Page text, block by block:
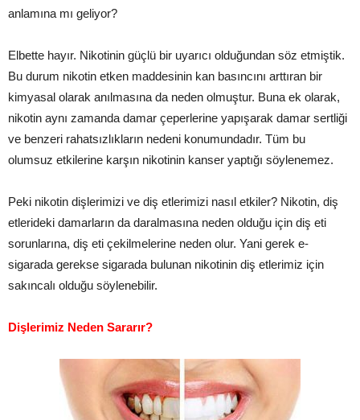
anlamına mı geliyor?
Elbette hayır. Nikotinin güçlü bir uyarıcı olduğundan söz etmiştik.
Bu durum nikotin etken maddesinin kan basıncını arttıran bir
kimyasal olarak anılmasına da neden olmuştur. Buna ek olarak,
nikotin aynı zamanda damar çeperlerine yapışarak damar sertliği
ve benzeri rahatsızlıkların nedeni konumundadır. Tüm bu
olumsuz etkilerine karşın nikotinin kanser yaptığı söylenemez.
Peki nikotin dişlerimizi ve diş etlerimizi nasıl etkiler? Nikotin, diş
etlerideki damarların da daralmasına neden olduğu için diş eti
sorunlarına, diş eti çekilmelerine neden olur. Yani gerek e-
sigarada gerekse sigarada bulunan nikotinin diş etlerimiz için
sakıncalı olduğu söylenebilir.
Dişlerimiz Neden Sararır?